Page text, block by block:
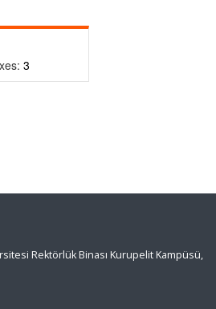
3
Rektörlük Binası Kurupelit Kampüsü,